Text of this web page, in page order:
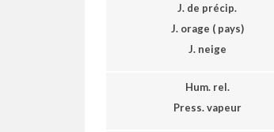
J. de précip.
J. orage ( pays)
J. neige
Hum. rel.
Press. vapeur